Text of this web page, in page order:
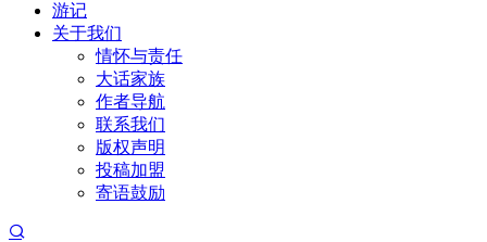
游记
关于我们
情怀与责任
大话家族
作者导航
联系我们
版权声明
投稿加盟
寄语鼓励